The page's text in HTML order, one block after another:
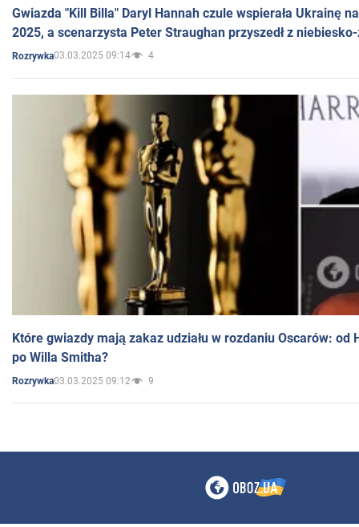
Gwiazda "Kill Billa" Daryl Hannah czule wspierała Ukrainę
2025, a scenarzysta Peter Straughan przyszedł z
Rozrywka03.03.2025 09:14 4
Które gwiazdy mają zakaz udziału w rozdaniu Oscarów: od
po Willa Smitha?
Rozrywka03.03.2025 09:12 9